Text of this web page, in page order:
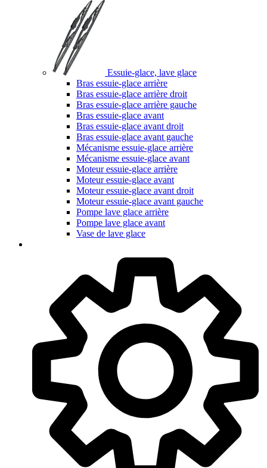
Essuie-glace, lave glace
Bras essuie-glace arrière
Bras essuie-glace arrière droit
Bras essuie-glace arrière gauche
Bras essuie-glace avant
Bras essuie-glace avant droit
Bras essuie-glace avant gauche
Mécanisme essuie-glace arrière
Mécanisme essuie-glace avant
Moteur essuie-glace arrière
Moteur essuie-glace avant
Moteur essuie-glace avant droit
Moteur essuie-glace avant gauche
Pompe lave glace arrière
Pompe lave glace avant
Vase de lave glace